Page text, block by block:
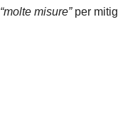
“molte misure”per